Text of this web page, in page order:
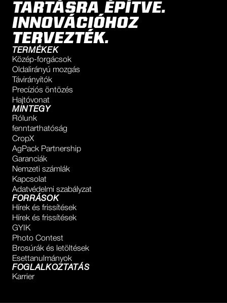
TARTÁSRA ÉPÍTVE.
INNOVÁCIÓHOZ
TERVEZTÉK.
TERMÉKEK
Közép-forgácsok
Oldalirányú mozgás
Távirányítók
Precíziós öntözés
Hajtóvonat
MINTEGY
Rólunk
fenntarthatóság
CropX
AgPack Partnership
Garanciák
Nemzeti számlák
Kapcsolat
Adatvédelmi szabályzat
FORRÁSOK
Hírek és frissítések
Hírek és frissítések
GYIK
Photo Contest
Brosúrák és letöltések
Esettanulmányok
FOGLALKOZTATÁS
Karrier